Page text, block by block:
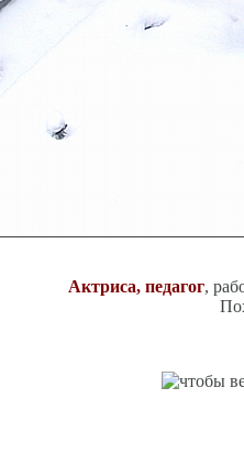
Актриса, педагог,